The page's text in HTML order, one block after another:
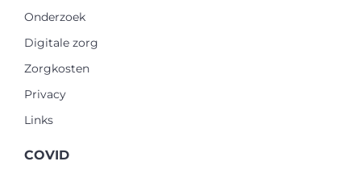
Onderzoek
Digitale zorg
Zorgkosten
Privacy
Links
COVID